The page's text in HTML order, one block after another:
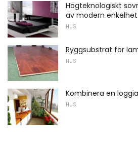
Högteknologiskt
av modern enkelhet
HUS
Ryggsubstrat för
HUS
Kombinera en
HUS